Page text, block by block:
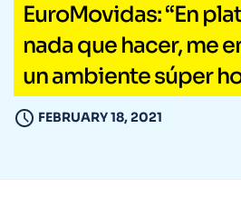
EuroMovidas: “En
nada que hacer, me
un ambiente súper
FEBRUARY 18, 2021